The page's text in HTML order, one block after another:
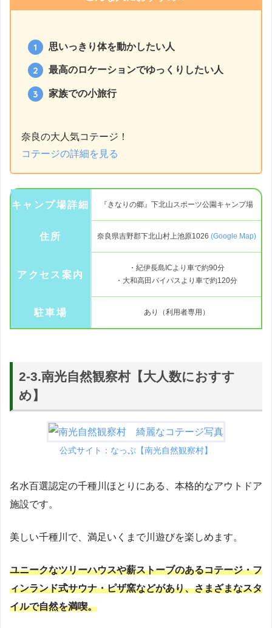
思いっきり体を動かしたい人
最高のロケーションでゆっくりしたい人
家族での小旅行
奈良の大人気コテージ！
コテージの詳細を見る
キャンプ場詳細 『きなりの郷』下北山スポーツ公園キャンプ場
住所 奈良県吉野郡下北山村上池原1026 (Google Map)
アクセス案内
・紀伊長島ICより車で約90分
・大和高田バイパスより車で約120分
駐車場 あり（利用者専用）
2-3.南光自然観察村【大人数におすす
め】
公式サイト：なっぷ【南光自然観察村】
名水百選認定の千種川ほとりにある、本格的なアウトドア
施設です。
美しい千種川で、満足いくまで川遊びを楽しめます。
ユニークなツリーハウスや薪ストーブのあるコテージ・フ
ィンランド式サウナ・ピザ窯などがあり、さまざまなスタ
イルで自然を満喫。